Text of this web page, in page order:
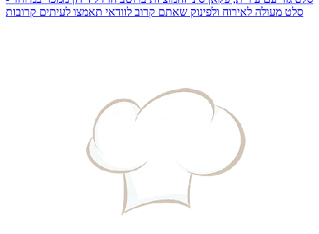
סלט מעולה לאירוח ולפינוק שאתם קרוב לוודאי תאמצו לעיתים קרובות